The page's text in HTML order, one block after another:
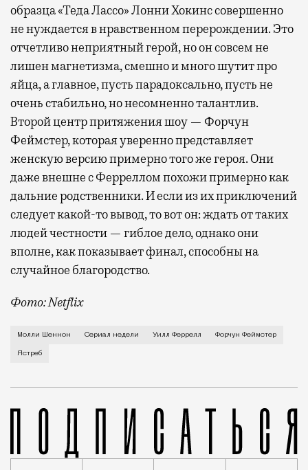
образца «Теда Лассо» Лонни Хокинс совершенно
не нуждается в нравственном перерождении. Это
отчетливо неприятный герой, но он совсем не
лишен магнетизма, смешно и много шутит про
яйца, а главное, пусть парадоксально, пусть не
очень стабильно, но несомненно талантлив.
Второй центр притяжения шоу — Форчун
Феймстер, которая уверенно представляет
женскую версию примерно того же героя. Они
даже внешне с Ферреллом похожи примерно как
дальние родственники. И если из их приключений
следует какой-то вывод, то вот он: ждать от таких
людей честности — гиблое дело, однако они
вполне, как показывает финал, способны на
случайное благородство.
Фото: Netflix
Когда-то Лонни Хокинс (Уилл Феррелл) был
Молли Шеннон Сериал недели Уилл Феррелл Форчун Феймстер
Ястреб